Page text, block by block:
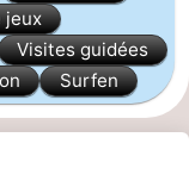
jeux
Visites guidées
Surfen